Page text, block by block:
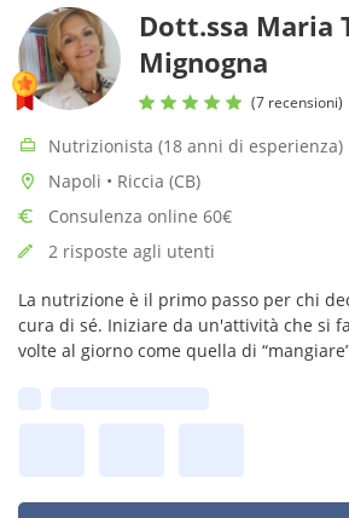
Dott.ssa Maria
Mignogna
(7 recensioni)
Nutrizionista (18 anni di esperienza)
Napoli • Riccia (CB)
Consulenza online 60€
2 risposte agli utenti
​La nutrizione è il primo passo per chi
cura di sé. Iniziare da un'attività che si
volte al giorno come quella di